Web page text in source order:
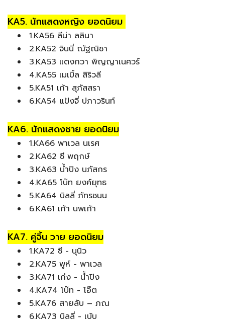
KA5. นักแสดงหญิง ยอดนิยม
1.KA56 ลีน่า ลลินา
2.KA52 จินนี่ ณัฐณิชา
3.KA53 แตงกวา พิญญาเนศวร์
4.KA55 เมเบิ้ล สิริวลี
5.KA51 เก้า สุภัสสรา
6.KA54 แป้งจี่ ปภาวรินท์
KA6. นักแสดงชาย ยอดนิยม
1.KA66 พาเวล นเรศ
2.KA62 ซี พฤกษ์
3.KA63 น้ำปิง นภัสกร
4.KA65 โบ๊ท ยงค์ยุทธ
5.KA64 บิลลี่ ภัทรชนน
6.KA61 เก้า นพเก้า
KA7. คู่จิ้น วาย ยอดนิยม
1.KA72 ซี - นุนิว
2.KA75 พูห์ - พาเวล
3.KA71 เก่ง - น้ำปิง
4.KA74 โบ๊ท - โอ๊ต
5.KA76 สายลับ – ภณ
6.KA73 บิลลี่ - เบ้บ